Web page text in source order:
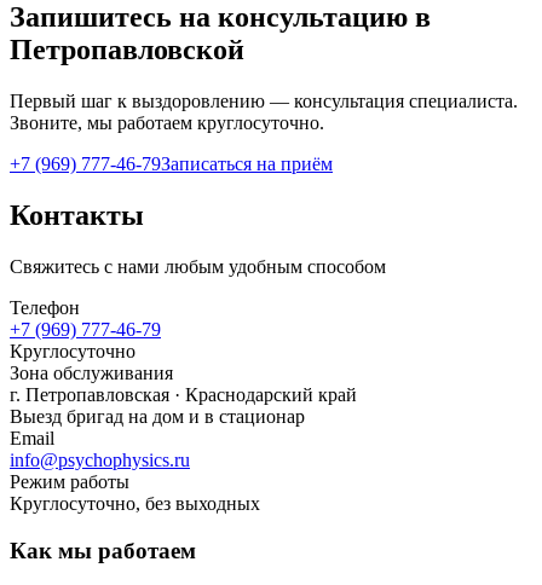
Запишитесь на консультацию в
Петропавловской
Первый шаг к выздоровлению — консультация специалиста.
Звоните, мы работаем круглосуточно.
+7 (969) 777-46-79Записаться на приём
Контакты
Свяжитесь с нами любым удобным способом
Телефон
+7 (969) 777-46-79
Круглосуточно
Зона обслуживания
г. Петропавловская · Краснодарский край
Выезд бригад на дом и в стационар
Email
info@psychophysics.ru
Режим работы
Круглосуточно, без выходных
Как мы работаем